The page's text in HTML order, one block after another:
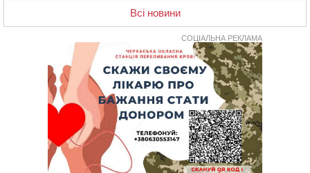
У Черкаському онкоцентрі встановили сонячну
електростанцію за понад пів мільйона гривень
У Київській області прощаються з полеглим на
фронті жителем Монастирищини
У Черкасах містяни через нову скляну зупинку і
вирізані дерева потерпають від спеки: Бондаренко
обіцяє масштабне озеленення
Провокував конфлікт і зачинився в автівці: у ТЦК
прокоментували скандал із затриманням
чоловіка у Тальному
Всі новини
СОЦІАЛЬНА РЕКЛАМА